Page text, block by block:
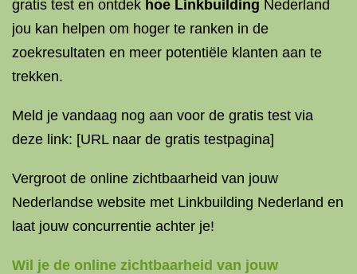
gratis test en ontdek hoe Linkbuilding Nederland
jou kan helpen om hoger te ranken in de
zoekresultaten en meer potentiële klanten aan te
trekken.
Meld je vandaag nog aan voor de gratis test via
deze link: [URL naar de gratis testpagina]
Vergroot de online zichtbaarheid van jouw
Nederlandse website met Linkbuilding Nederland en
laat jouw concurrentie achter je!
Wil je de online zichtbaarheid van jouw